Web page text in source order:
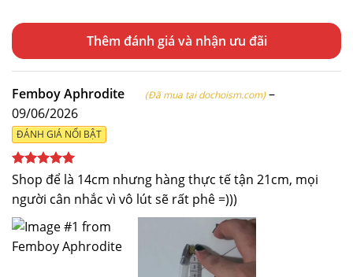
Thêm đánh giá
Femboy Aphrodite (Đã mua tại dochoism.com) –
09/06/2026
ĐÁNH GIÁ NỔI BẬT
Được xếp
hạng
sao
Shop để là 14cm nhưng hàng thực tế tận 21cm, mọi
người cân nhắc vì vô lút sẽ rất phê =)))